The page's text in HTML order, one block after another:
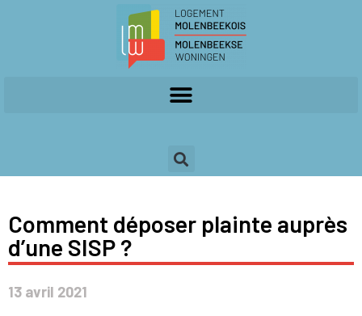
Comment déposer plainte auprès
d’une SISP ?
13 avril 2021